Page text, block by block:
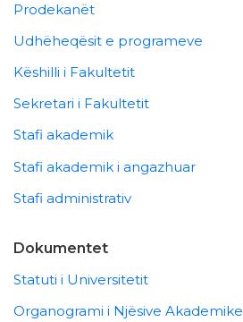
Prodekanët
Udhëheqësit e programeve
Këshilli i Fakultetit
Sekretari i Fakultetit
Stafi akademik
Stafi akademik i angazhuar
Stafi administrativ
Dokumentet
Statuti i Universitetit
Organogrami i Njësive Akademike